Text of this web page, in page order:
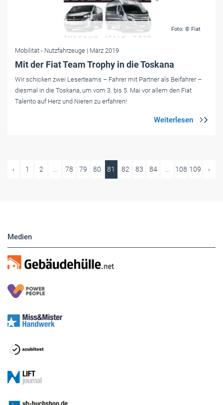
Foto: © Fiat
Mobilität - Nutzfahrzeuge | März 2019
Mit der Fiat Team Trophy in die Toskana
Wir schicken zwei Leserteams – Fahrer mit Partner als Beifahrer –
diesmal in die Toskana, um vom 3. bis 5. Mai vor allem den Fiat
Talento auf Herz und Nieren zu erfahren!
‹ 1 2 ... 78 79 80 81 82 83 84 ... 108 109 ›
Medien